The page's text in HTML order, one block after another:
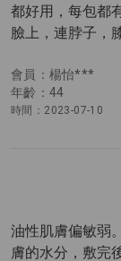
會員：楊怡***
年齡：44
時間：2023-07-10
都好用，每包都
臉上，連脖子，
油性肌膚偏敏弱
膚的水分，敷完